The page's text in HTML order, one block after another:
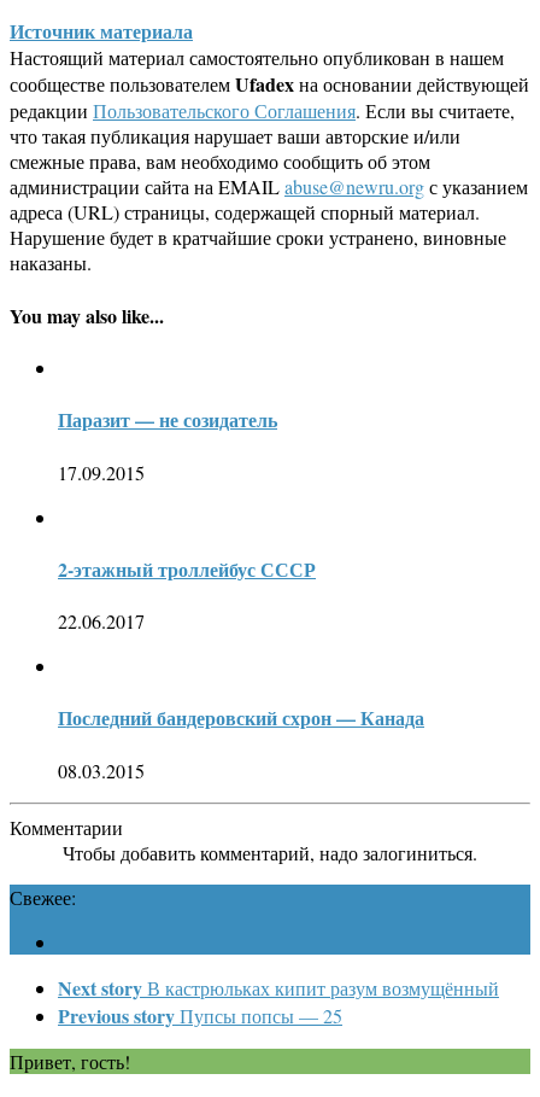
Источник материала
Настоящий материал самостоятельно опубликован в нашем
сообществе пользователемUfadexна основании действующей
редакции Пользовательского Соглашения. Если вы считаете,
что такая публикация нарушает ваши авторские и/или
смежные права, вам необходимо сообщить об этом
администрации сайта на EMAILabuse@newru.orgс указанием
адреса (URL) страницы, содержащей спорный материал.
Нарушение будет в кратчайшие сроки устранено, виновные
наказаны.
You may also like...
Паразит — не созидатель
17.09.2015
2-этажный троллейбус СССР
22.06.2017
Последний бандеровский схрон — Канада
08.03.2015
Комментарии
Чтобы добавить комментарий, надо залогиниться.
Свежее:
Next storyВ кастрюльках кипит разум возмущённый
Previous storyПупсы попсы — 25
Привет, гость!